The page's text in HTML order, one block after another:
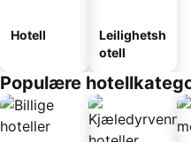
Hotell
Leilighetsh
otell
Populære